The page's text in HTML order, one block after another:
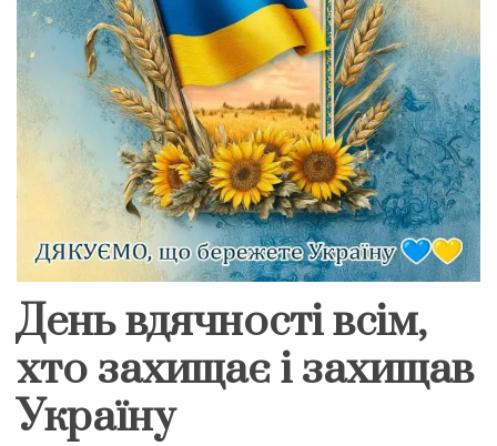
День вдячності всім,
хто захищає і захищав
Україну